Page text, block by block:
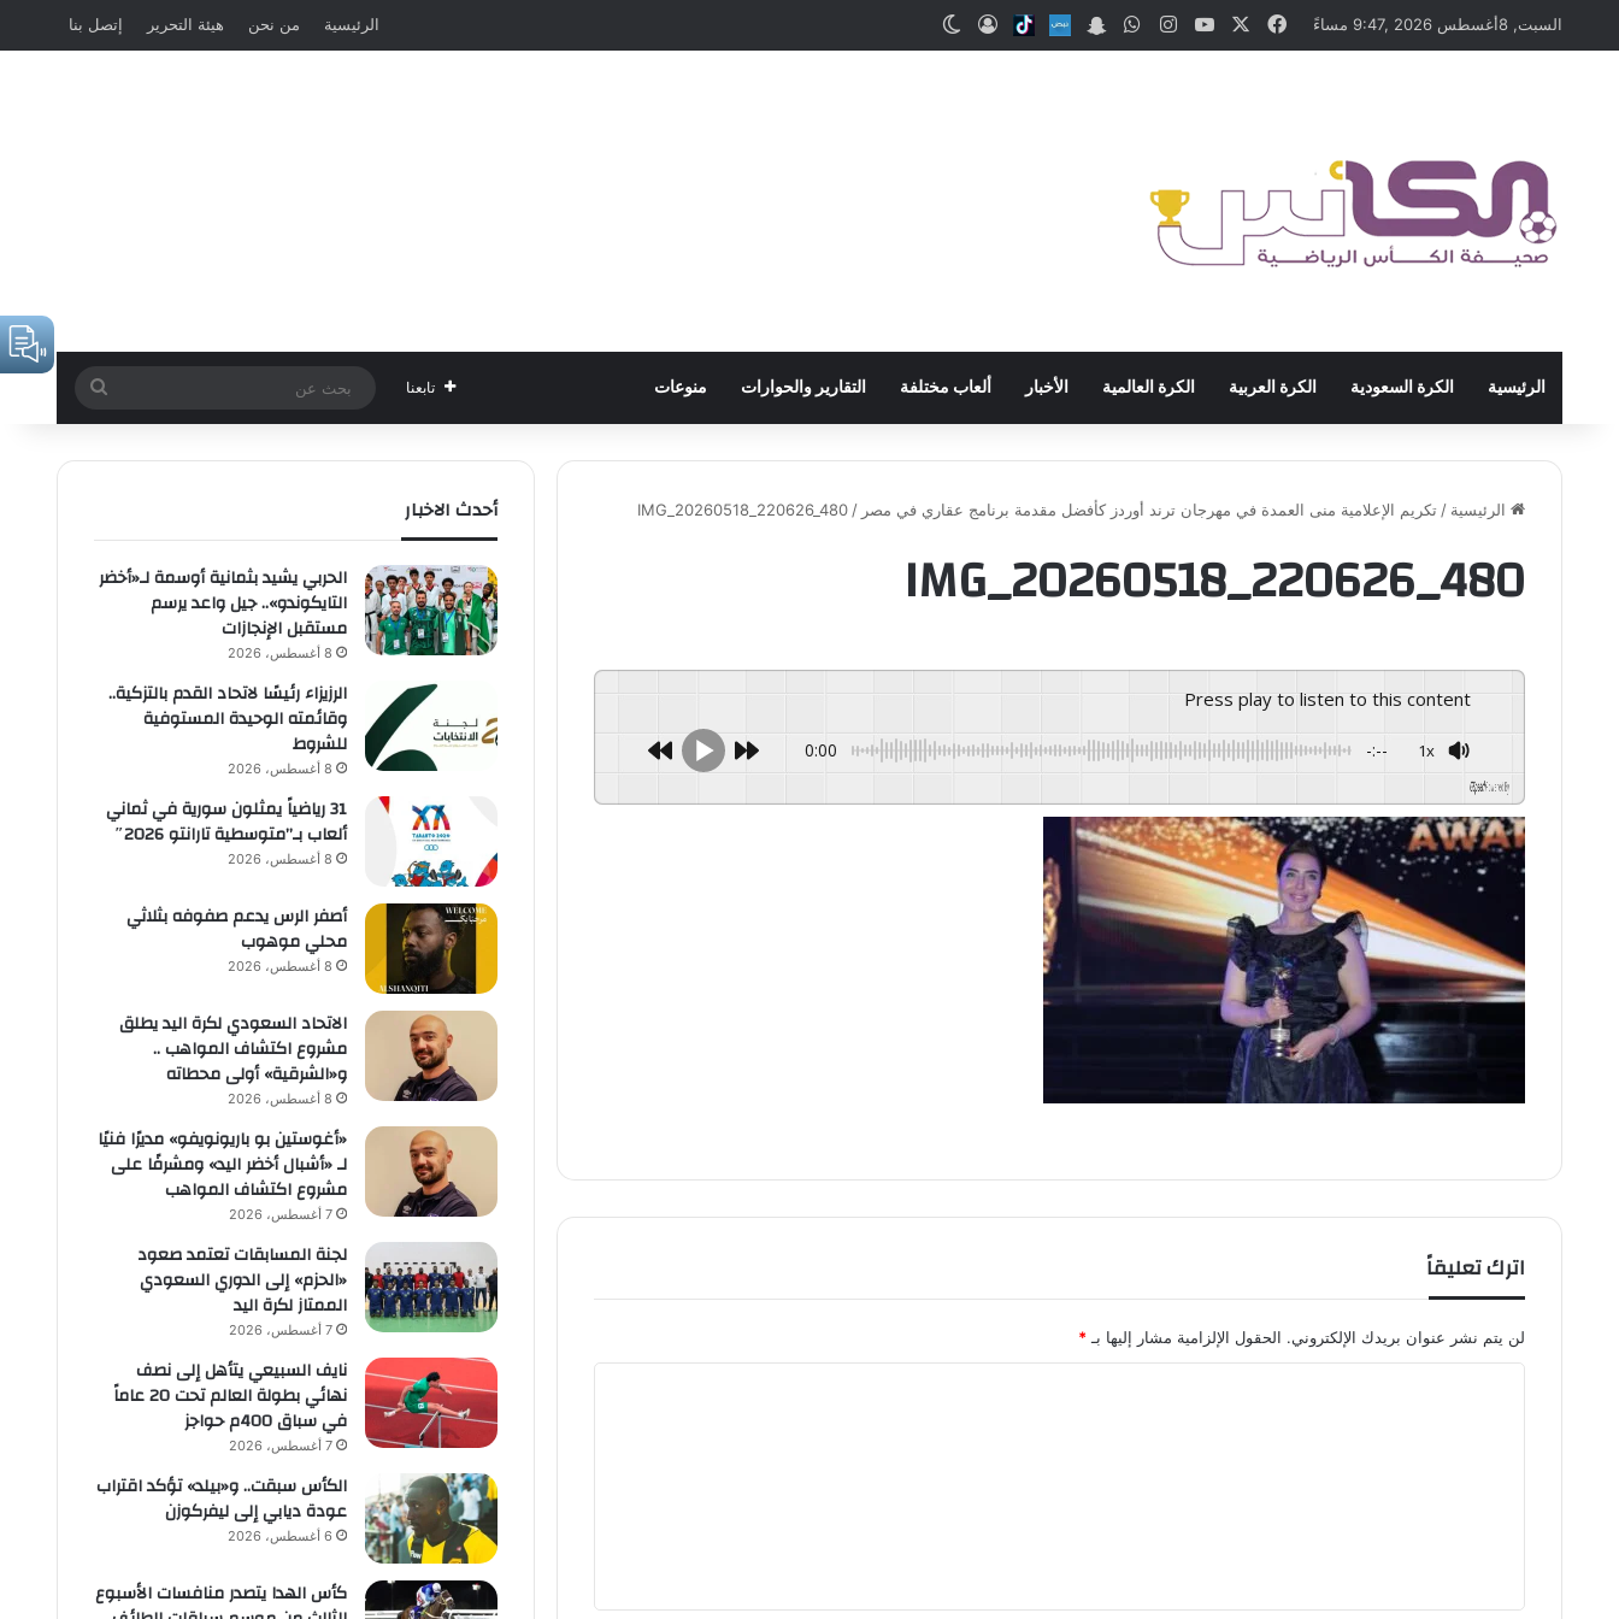
السبت, 8أغسطس 2026 ,9:47 مساءً فيسبوك ‫YouTubeانستقرامواتسابSnapchat
Nabd
Tiktokتسجيل الدخول الرئيسية من نحن هيئة التحرير إتصل بنا
الرئيسية الكرة السعودية الكرة العربية الكرة العالمية الأخبار ألعاب مختلفة التقارير والحوارات منوعات تابعنا
عن
الرئيسية / تكريم الإعلامية منى العمدة في مهرجان ترند أوردز كأفضل مقدمة برنامج عقاري في مصر /
IMG_20260518_220626_480
IMG_20260518_220626_480
Press play to listen to this content
0:00 -:-- 1x
Powered By
اترك تعليقاً
لن يتم نشر عنوان بريدك الإلكتروني. الحقول الإلزامية مشار إليها بـ *
أحدث الاخبار
الحربي يشيد بثمانية أوسمة لـ«أخضر
التايكوندو».. جيل واعد يرسم
مستقبل الإنجازات
8 أغسطس، 2026
الرزيزاء رئيسًا لاتحاد القدم بالتزكية..
وقائمته الوحيدة المستوفية
للشروط
8 أغسطس، 2026
31 رياضياً يمثلون سورية في ثماني
ألعاب بـ”متوسطية تارانتو 2026″
8 أغسطس، 2026
أصفر الرس يدعم صفوفه بثلاثي
محلي موهوب
8 أغسطس، 2026
الاتحاد السعودي لكرة اليد يطلق
مشروع اكتشاف المواهب ..
و«الشرقية» أولى محطاته
8 أغسطس، 2026
«أغوستين بو باريونويفو» مديرًا فنيًا
لـ «أشبال أخضر اليد» ومشرفًا على
مشروع اكتشاف المواهب
7 أغسطس، 2026
لجنة المسابقات تعتمد صعود
«الحزم» إلى الدوري السعودي
الممتاز لكرة اليد
7 أغسطس، 2026
نايف السبيعي يتأهل إلى نصف
نهائي بطولة العالم تحت 20 عاماً
في سباق 400م حواجز
7 أغسطس، 2026
الكأس سبقت.. و«بيلد» تؤكد اقتراب
عودة ديابي إلى ليفركوزن
6 أغسطس، 2026
كأس الهدا يتصدر منافسات الأسبوع